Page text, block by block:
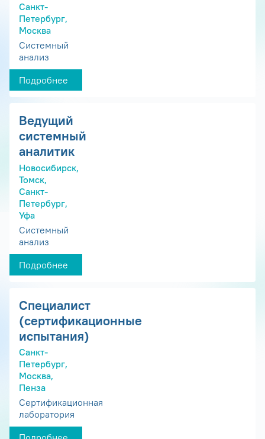
Санкт-
Петербург,
Москва
Системный
анализ
Подробнее
Ведущий
системный
аналитик
Новосибирск,
Томск,
Санкт-
Петербург,
Уфа
Системный
анализ
Подробнее
Специалист
(сертификационные
испытания)
Санкт-
Петербург,
Москва,
Пенза
Сертификационная
лаборатория